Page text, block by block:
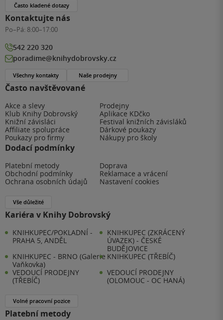
Často navštěvované
Akce a slevy
Prodejny
Klub Knihy Dobrovský
Aplikace KDčko
Knižní závisláci
Festival knižních závisláků
Affiliate spolupráce
Dárkové poukazy
Poukazy pro firmy
Nákupy pro školy
Dodací podmínky
Platební metody
Doprava
Obchodní podmínky
Reklamace a vrácení
Ochrana osobních údajů
Nastavení cookies
Vše důležité
Kariéra v Knihy Dobrovský
KNIHKUPEC/POKLADNÍ -
PRAHA 5, ANDĚL
KNIHKUPEC (ZKRÁCENÝ
ÚVAZEK) - ČESKÉ
BUDĚJOVICE
KNIHKUPEC - BRNO (Galerie
Vaňkovka)
KNIHKUPEC (TŘEBÍČ)
VEDOUCÍ PRODEJNY
(TŘEBÍČ)
VEDOUCÍ PRODEJNY
(OLOMOUC - OC HANÁ)
Volné pracovní pozice
Platební metody
Často kladené dotazy
Kontaktujte nás
Po–Pá: 8:00–17:00
542 220 320
poradime@knihydobrovsky.cz
Všechny kontakty Naše prodejny